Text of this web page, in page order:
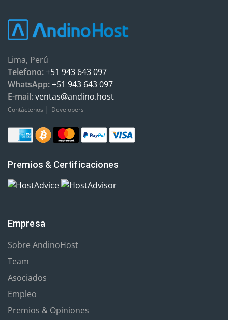
Lima, Perú
Telefono:+51 943 643 097
WhatsApp:+51 943 643 097
E-mail:ventas@andino.host
Contáctenos | Developers
Premios & Certificaciones
Empresa
Sobre AndinoHost
Team
Asociados
Empleo
Premios & Opiniones